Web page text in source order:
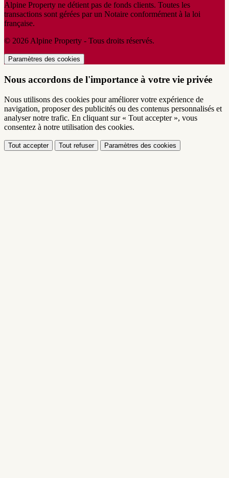
Alpine Property ne détient pas de fonds clients. Toutes les
transactions sont gérées par un Notaire conformément à la loi
française.
© 2026 Alpine Property - Tous droits réservés.
Paramètres des cookies
Nous accordons de l'importance à votre vie privée
Nous utilisons des cookies pour améliorer votre expérience de
navigation, proposer des publicités ou des contenus personnalisés et
analyser notre trafic. En cliquant sur « Tout accepter », vous
consentez à notre utilisation des cookies.
Tout accepter Tout refuser Paramètres des cookies